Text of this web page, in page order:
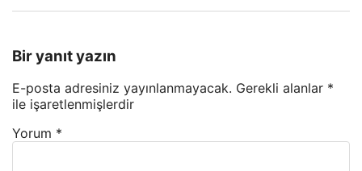
Bir yanıt yazın
E-posta adresiniz yayınlanmayacak. Gerekli alanlar *
ile işaretlenmişlerdir
Yorum *